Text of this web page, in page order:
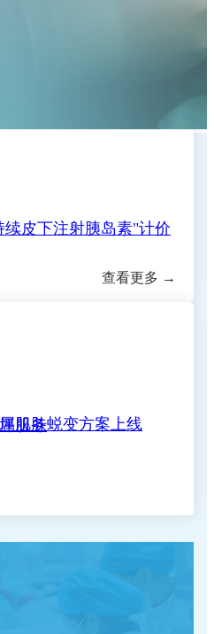
标准
皮下注射胰岛素"计价
等 医疗服务价格的公
服务项目价格的公示
院预交金收取公示
示赌网站五七院区医保收
查看更多 →
圆满结束，以学术思享
，守夏日安康
"一站式"出入院服务，
7月6日--7月11日专家
服务
6月29日--7月4日专家
服务
肌肤蜕变方案上线
医疗费用"零自付"在正
|我院扎实开展防范非
伴护安康
服务｜我院召开2026